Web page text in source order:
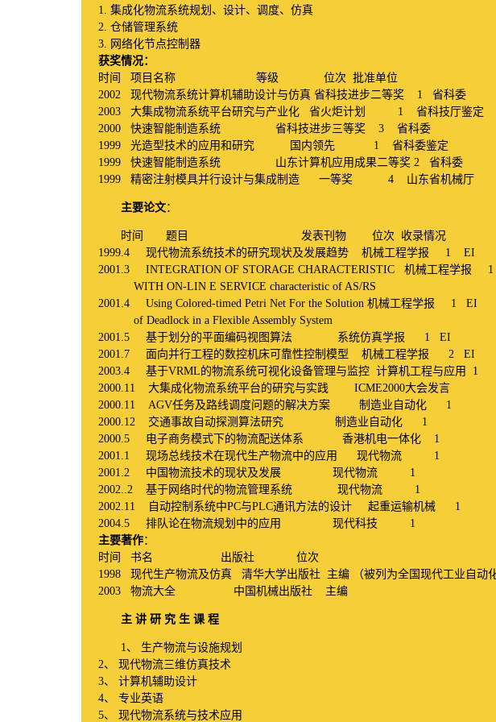
1. 集成化物流系统规划、设计、调度、仿真
2. 仓储管理系统
3. 网络化节点控制器
获奖情况：
时间
项目名称 等级 位次 批准单位
2002 现代物流系统计算机辅助设计与仿真 省科技进步二等奖 1 省科委
2003 大集成物流系统平台研究与产业化 省火炬计划 1 省科技厅鉴定
2000 快速智能制造系统 省科技进步三等奖 3 省科委
1999 光造型技术的应用和研究 国内领先 1 省科委鉴定
1999 快速智能制造系统 山东计算机应用成果二等奖 2 省科委
1999 精密注射模具并行设计与集成制造 一等奖 4 山东省机械厅
主要论文：
时间 题目 发表刊物 位次
收录情况
1999.4 现代物流系统技术的研究现状及发展趋势 机械工程学报 1 EI
2001.3 INTEGRATION OF STORAGE CHARACTERISTIC 机械工程学报 1
WITH ON-LIN E SERVICE characteristic of AS/RS
2001.4 Using Colored-timed Petri Net For the Solution 机械工程学报 1 EI
of Deadlock in a Flexible Assembly System
2001.5 基于划分的平面编码视图算法 系统仿真学报 1 EI
2001.7 面向并行工程的数控机床可靠性控制模型 机械工程学报 2 EI
2003.4 基于VRML的物流系统可视化设备管理与监控 计算机工程与应用
1
2000.11 大集成化物流系统平台的研究与实践 ICME2000大会发言
2000.11 AGV任务及路线调度问题的解决方案 制造业自动化 1
2000.12 交通事故自动探测算法研究 制造业自动化 1
2000.5 电子商务模式下的物流配送体系 香港机电一体化
1
2001.1 现场总线技术在现代生产物流中的应用 现代物流 1
2001.2 中国物流技术的现状及发展 现代物流 1
2002..2 基于网络时代的物流管理系统 现代物流 1
2002.11
自动控制系统中PC与PLC通讯方法的设计 起重运输机械 1
2004.5 排队论在物流规划中的应用 现代科技 1
主要著作：
时间
书名 出版社
位次
1998 现代生产物流及仿真 清华大学出版社 主编
（被列为全国现代工业自动
2003 物流大全 中国机械出版社 主编
主 讲 研 究 生 课 程
1、
生产物流与设施规划
2、
现代物流三维仿真技术
3、
计算机辅助设计
4、
专业英语
5、 现代物流系统与技术应用